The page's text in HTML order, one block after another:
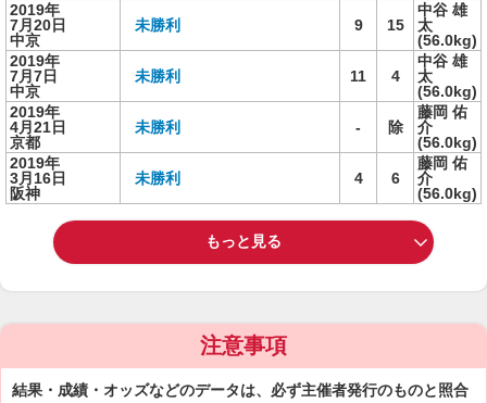
2019年
7月20日
中京
未勝利 9 15
中谷 雄
太
(56.0kg)
2019年
7月7日
中京
未勝利 11 4
中谷 雄
太
(56.0kg)
2019年
4月21日
京都
未勝利 - 除
藤岡 佑
介
(56.0kg)
2019年
3月16日
阪神
未勝利 4 6
藤岡 佑
介
(56.0kg)
もっと見る
注意事項
結果・成績・オッズなどのデータは、必ず主催者発行のものと照合